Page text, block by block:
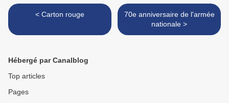
< Carton rouge
70e anniversaire de l'armée
nationale >
Hébergé par Canalblog
Top articles
Pages